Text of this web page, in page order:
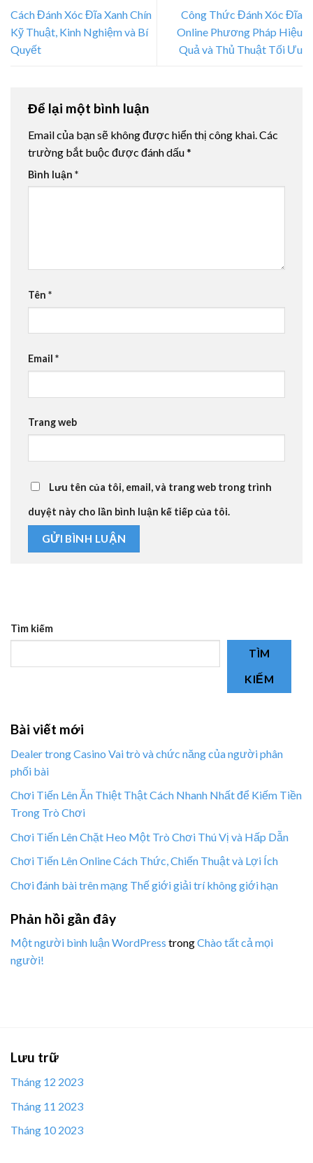
Tìm kiếm
TÌM
KIẾM
Bài viết mới
Dealer trong Casino Vai trò và chức năng của người phân
phối bài
Chơi Tiến Lên Ăn Thiệt Thật Cách Nhanh Nhất để Kiếm Tiền
Trong Trò Chơi
Chơi Tiến Lên Chặt Heo Một Trò Chơi Thú Vị và Hấp Dẫn
Chơi Tiến Lên Online Cách Thức, Chiến Thuật và Lợi Ích
Chơi đánh bài trên mạng Thế giới giải trí không giới hạn
Phản hồi gần đây
Một người bình luận WordPress trongChào tất cả mọi
người!
Cách Đánh Xóc Đĩa Xanh Chín
Kỹ Thuật, Kinh Nghiệm và Bí
Quyết
Công Thức Đánh Xóc Đĩa
Online Phương Pháp Hiệu
Quả và Thủ Thuật Tối Ưu
Để lại một bình luận
Email của bạn sẽ không được hiển thị công khai. Các
trường bắt buộc được đánh dấu*
Bình luận *
Tên *
Email *
Trang web
Lưu tên của tôi, email, và trang web trong trình
duyệt này cho lần bình luận kế tiếp của tôi.
Lưu trữ
Tháng 12 2023
Tháng 11 2023
Tháng 10 2023